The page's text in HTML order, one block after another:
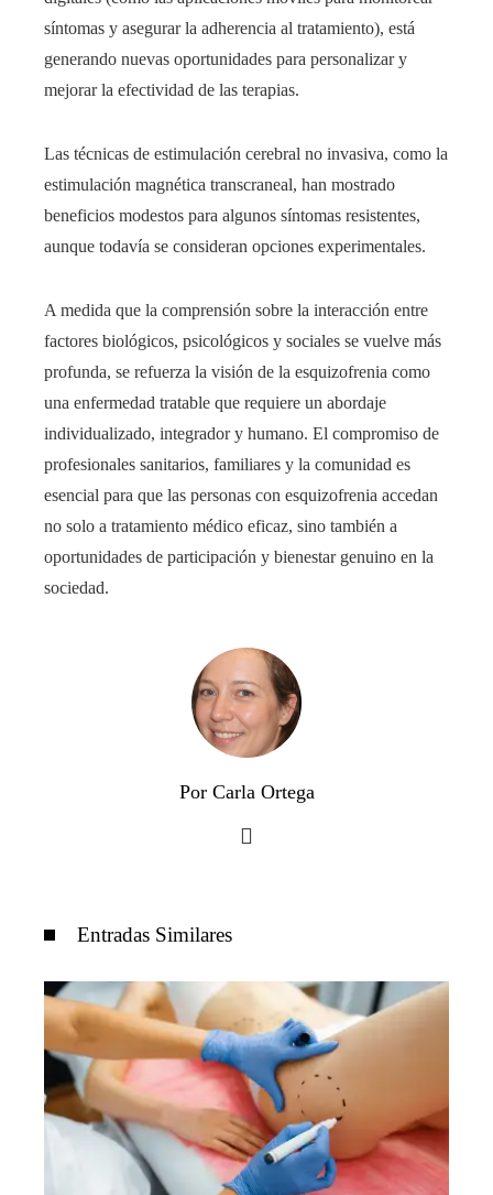
síntomas y asegurar la adherencia al tratamiento), está
generando nuevas oportunidades para personalizar y
mejorar la efectividad de las terapias.
Las técnicas de estimulación cerebral no invasiva, como la
estimulación magnética transcraneal, han mostrado
beneficios modestos para algunos síntomas resistentes,
aunque todavía se consideran opciones experimentales.
A medida que la comprensión sobre la interacción entre
factores biológicos, psicológicos y sociales se vuelve más
profunda, se refuerza la visión de la esquizofrenia como
una enfermedad tratable que requiere un abordaje
individualizado, integrador y humano. El compromiso de
profesionales sanitarios, familiares y la comunidad es
esencial para que las personas con esquizofrenia accedan
no solo a tratamiento médico eficaz, sino también a
oportunidades de participación y bienestar genuino en la
sociedad.
Por Carla Ortega
Entradas Similares